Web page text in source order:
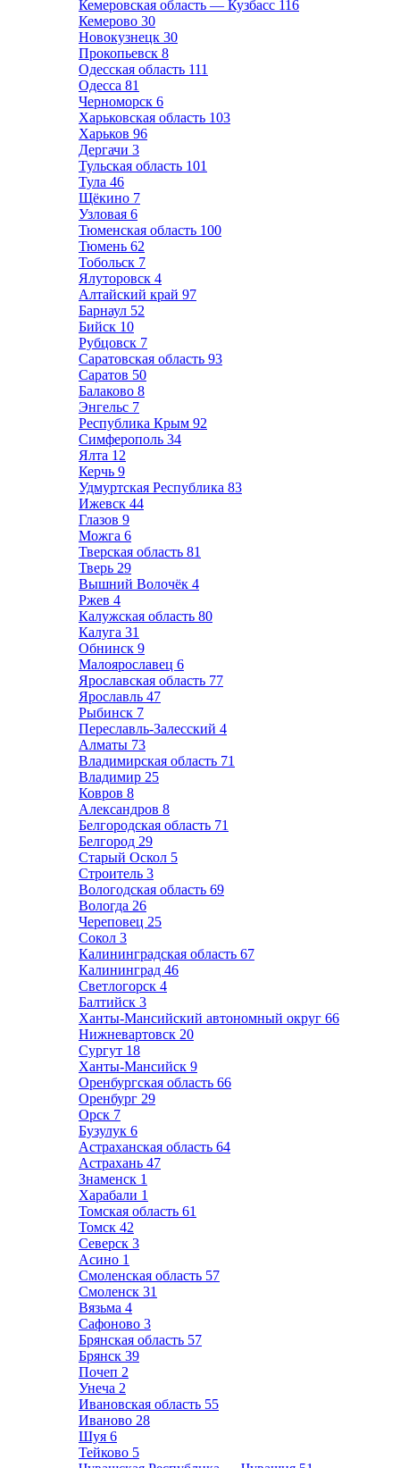
Кемеровская область — Кузбасс 116
Кемерово 30
Новокузнецк 30
Прокопьевск 8
Одесская область 111
Одесса 81
Черноморск 6
Харьковская область 103
Харьков 96
Дергачи 3
Тульская область 101
Тула 46
Щёкино 7
Узловая 6
Тюменская область 100
Тюмень 62
Тобольск 7
Ялуторовск 4
Алтайский край 97
Барнаул 52
Бийск 10
Рубцовск 7
Саратовская область 93
Саратов 50
Балаково 8
Энгельс 7
Республика Крым 92
Симферополь 34
Ялта 12
Керчь 9
Удмуртская Республика 83
Ижевск 44
Глазов 9
Можга 6
Тверская область 81
Тверь 29
Вышний Волочёк 4
Ржев 4
Калужская область 80
Калуга 31
Обнинск 9
Малоярославец 6
Ярославская область 77
Ярославль 47
Рыбинск 7
Переславль-Залесский 4
Алматы 73
Владимирская область 71
Владимир 25
Ковров 8
Александров 8
Белгородская область 71
Белгород 29
Старый Оскол 5
Строитель 3
Вологодская область 69
Вологда 26
Череповец 25
Сокол 3
Калининградская область 67
Калининград 46
Светлогорск 4
Балтийск 3
Ханты-Мансийский автономный округ 66
Нижневартовск 20
Сургут 18
Ханты-Мансийск 9
Оренбургская область 66
Оренбург 29
Орск 7
Бузулук 6
Астраханская область 64
Астрахань 47
Знаменск 1
Харабали 1
Томская область 61
Томск 42
Северск 3
Асино 1
Смоленская область 57
Смоленск 31
Вязьма 4
Сафоново 3
Брянская область 57
Брянск 39
Почеп 2
Унеча 2
Ивановская область 55
Иваново 28
Шуя 6
Тейково 5